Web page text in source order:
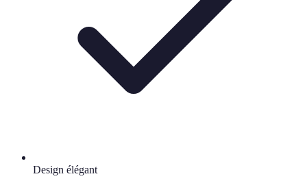
Design élégant